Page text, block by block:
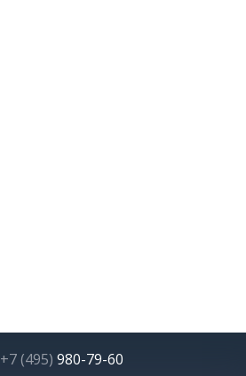
+7 (495) 980-79-60